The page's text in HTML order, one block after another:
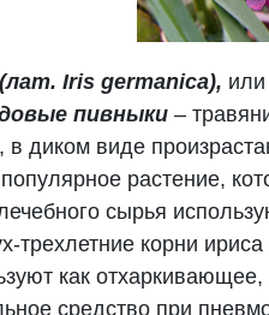
Iris germanica),
пивныки –
в диком виде
популярное растение,
сырья
трехлетние корни
как
средство при